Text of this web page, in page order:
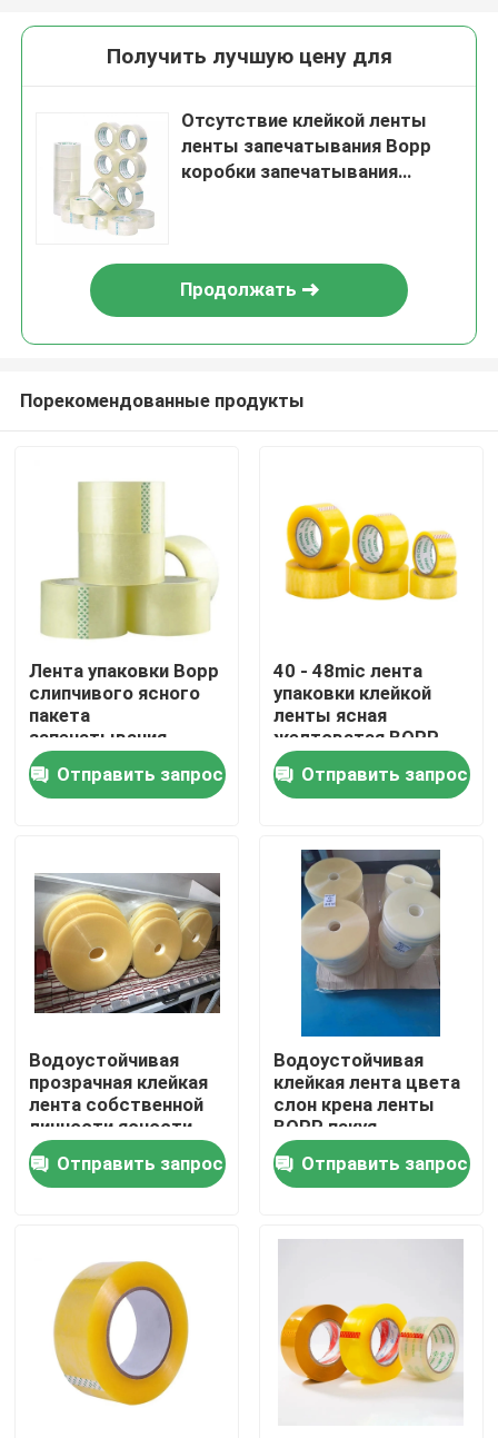
Дом
О нас
Путешествие фабрики
Проверка качества
Свяжитесь мы
Клейкая лента BOPP
Клейкая лента бумаги Kraft
Получить лучшую цену для
Отсутствие клейкой ленты
ленты запечатывания Bopp
коробки запечатывания
Продолжать
Порекомендованные продукты
Лента упаковки Bopp
слипчивого ясного
пакета
запечатывания
коробки коробки
прозрачная ясная
Отправить запрос
40 - 48mic лента
упаковки клейкой
ленты ясная
желтоватая BOPP
толщины BOPP
Отправить запрос
Водоустойчивая
прозрачная клейкая
лента собственной
личности ясности
слон крена BOPP
Отправить запрос
Водоустойчивая
клейкая лента цвета
слон крена ленты
BOPP пакуя
прозрачная ясная
Отправить запрос